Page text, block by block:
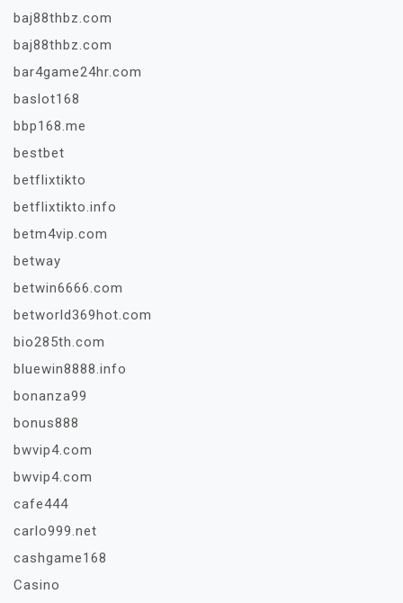
baj88thbz.com
baj88thbz.com
bar4game24hr.com
baslot168
bbp168.me
bestbet
betflixtikto
betflixtikto.info
betm4vip.com
betway
betwin6666.com
betworld369hot.com
bio285th.com
bluewin8888.info
bonanza99
bonus888
bwvip4.com
bwvip4.com
cafe444
carlo999.net
cashgame168
Casino